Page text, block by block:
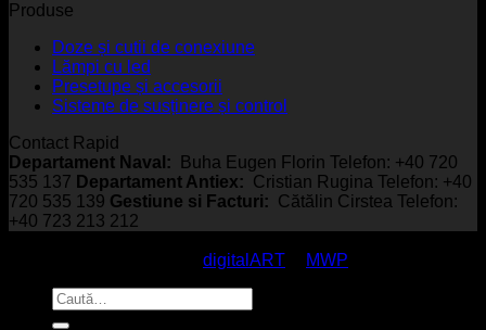
Produse
Doze și cutii de conexiune
Lămpi cu led
Presetupe și accesorii
Sisteme de susținere și control
Contact Rapid
Departament Naval:
Buha Eugen Florin Telefon: +40 720
535 137 Departament Antiex: Cristian Rugina Telefon: +40
720 535 139 Gestiune si Facturi: Cătălin Cirstea Telefon:
+40 723 213 212
digitalART
MWP
Caută
după: